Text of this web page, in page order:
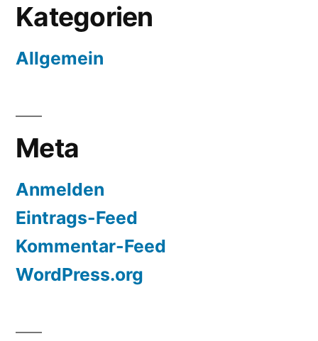
Kategorien
Allgemein
Meta
Anmelden
Eintrags-Feed
Kommentar-Feed
WordPress.org